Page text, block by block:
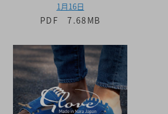
1月16日
PDF 7.68MB